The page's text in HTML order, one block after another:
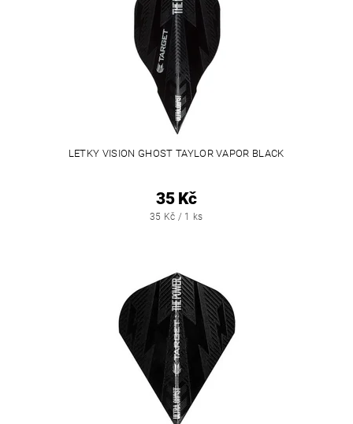
LETKY VISION GHOST TAYLOR VAPOR BLACK
35 Kč
35 Kč / 1 ks